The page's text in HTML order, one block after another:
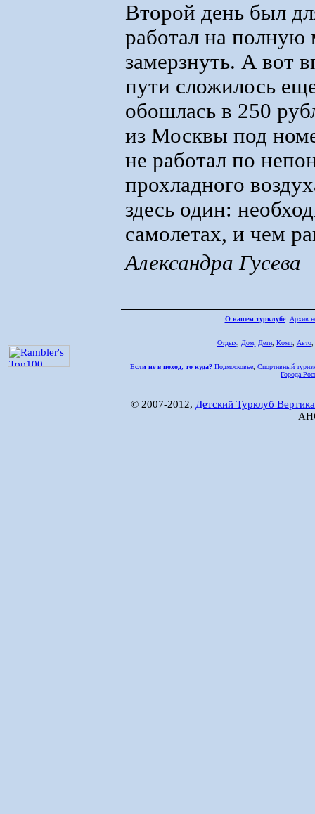
Второй день был
работал на
замерзнуть. А вот
пути сложилось
обошлась в 250
из Москвы под
не работал по
прохладного
здесь один:
самолетах, и чем
Александра Гусева
О нашем турклубе: Архив
Отдых, Дом, Дети, Комп, Авто,
Если не в поход, то куда? Подмосковье, Спортивный
Города
© 2007-2012, Детский Турклуб